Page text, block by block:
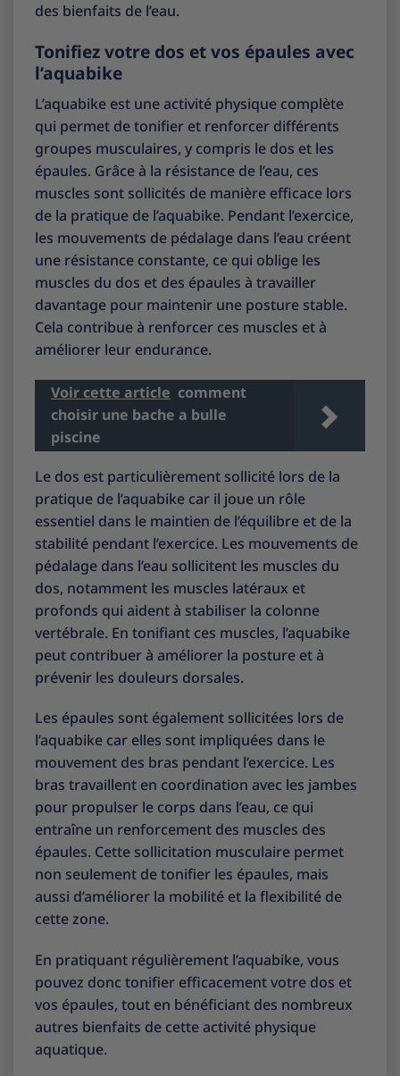
des bienfaits de l’eau.
Tonifiez votre dos et vos épaules avec
l’aquabike
L’aquabike est une activité physique complète
qui permet de tonifier et renforcer différents
groupes musculaires, y compris le dos et les
épaules. Grâce à la résistance de l’eau, ces
muscles sont sollicités de manière efficace lors
de la pratique de l’aquabike. Pendant l’exercice,
les mouvements de pédalage dans l’eau créent
une résistance constante, ce qui oblige les
muscles du dos et des épaules à travailler
davantage pour maintenir une posture stable.
Cela contribue à renforcer ces muscles et à
améliorer leur endurance.
Voir cette article comment
choisir une bache a bulle
piscine
Le dos est particulièrement sollicité lors de la
pratique de l’aquabike car il joue un rôle
essentiel dans le maintien de l’équilibre et de la
stabilité pendant l’exercice. Les mouvements de
pédalage dans l’eau sollicitent les muscles du
dos, notamment les muscles latéraux et
profonds qui aident à stabiliser la colonne
vertébrale. En tonifiant ces muscles, l’aquabike
peut contribuer à améliorer la posture et à
prévenir les douleurs dorsales.
Les épaules sont également sollicitées lors de
l’aquabike car elles sont impliquées dans le
mouvement des bras pendant l’exercice. Les
bras travaillent en coordination avec les jambes
pour propulser le corps dans l’eau, ce qui
entraîne un renforcement des muscles des
épaules. Cette sollicitation musculaire permet
non seulement de tonifier les épaules, mais
aussi d’améliorer la mobilité et la flexibilité de
cette zone.
En pratiquant régulièrement l’aquabike, vous
pouvez donc tonifier efficacement votre dos et
vos épaules, tout en bénéficiant des nombreux
autres bienfaits de cette activité physique
aquatique.